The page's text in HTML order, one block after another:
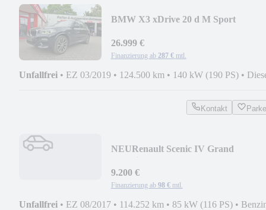
BMW X3 xDrive 20 d M Sport
26.999 €
Finanzierung ab 287 € mtl.
Unfallfrei • EZ 03/2019 • 124.500 km • 140 kW (190 PS) •
Kontakt
NEURenault Scenic IV Grand
9.200 €
Finanzierung ab 98 € mtl.
Unfallfrei • EZ 08/2017 • 114.252 km • 85 kW (116 PS) •